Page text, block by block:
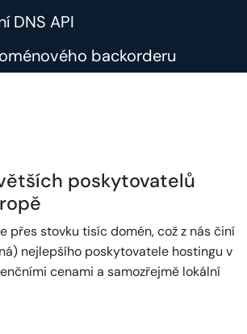
DNS API
backorderu
poskytovatelů
přes stovku tisíc domén, což z nás činí
nejlepšího poskytovatele hostingu v
cenami a samozřejmě lokální